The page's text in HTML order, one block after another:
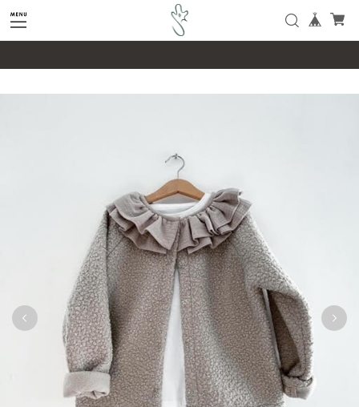
google-site-verification=SHQu5n4yz7-
tPsbAaiX89DBKMypZL6raQx7JsECLt-4